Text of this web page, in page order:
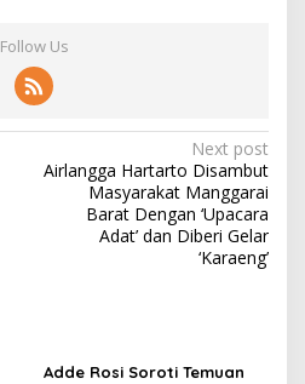
Follow Us
Next post
Airlangga Hartarto Disambut
Masyarakat Manggarai
Barat Dengan ‘Upacara
Adat’ dan Diberi Gelar
‘Karaeng’
Adde Rosi Soroti Temuan